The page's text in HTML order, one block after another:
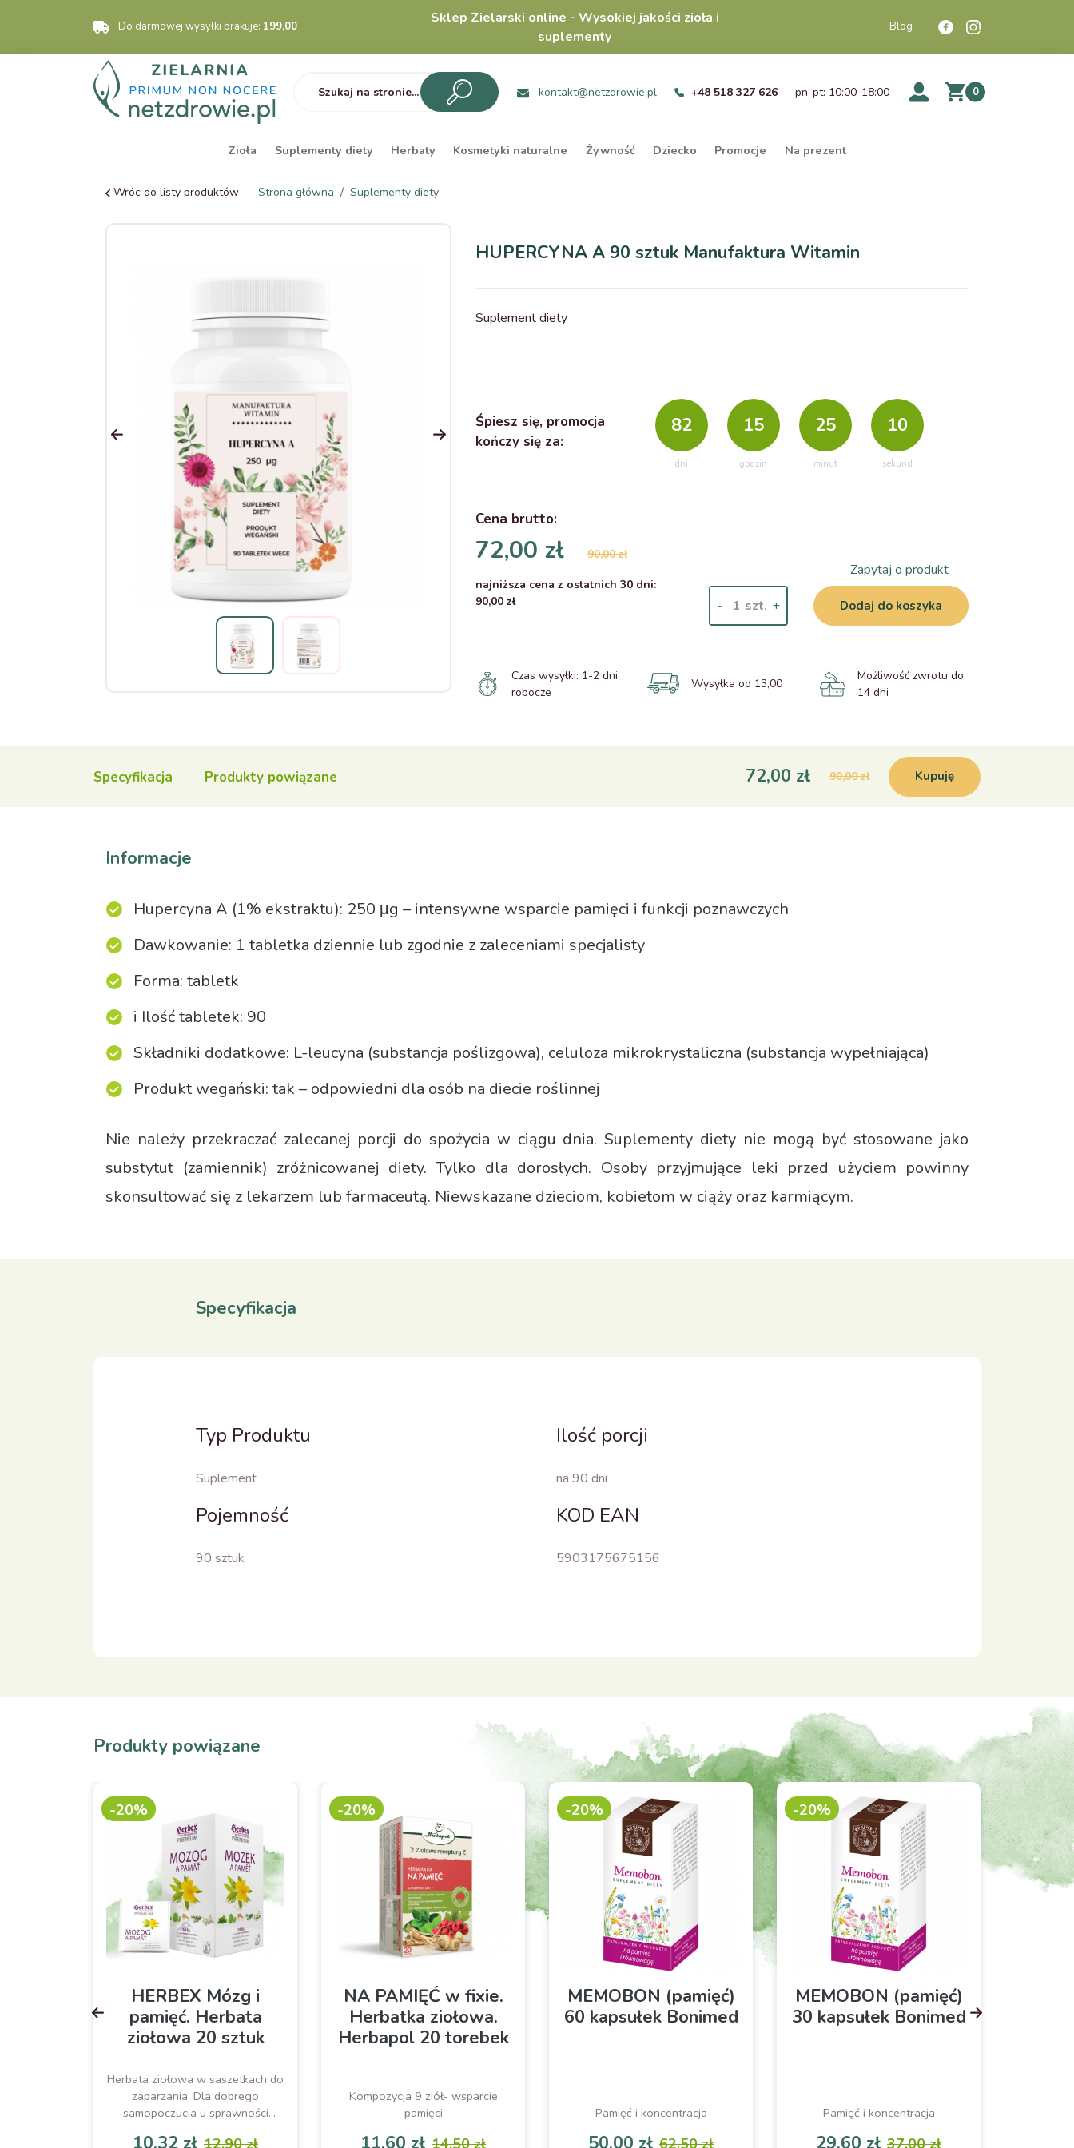
Do darmowej wysyłki brakuje: 199,00
Sklep Zielarski online - Wysokiej jakości zioła i
suplementy
Blog
kontakt@netzdrowie.pl +48 518 327 626 pn-pt: 10:00-18:00 0
Zioła Suplementy diety Herbaty Kosmetyki naturalne Żywność Dziecko Promocje Na prezent
Wróc do listy produktów Strona główna Suplementy diety
HUPERCYNA A 90 sztuk Manufaktura Witamin
Suplement diety
Śpiesz się, promocja
kończy się za:
82
dni
15
godzin
25
minut
08
sekund
Cena brutto:
72,00 zł
90,00 zł
najniższa cena z ostatnich 30 dni:
90,00 zł
Zapytaj o produkt
- + Dodaj do koszyka
Czas wysyłki: 1-2 dni
robocze
Wysyłka od 13,00
Możliwość zwrotu do
14 dni
Specyfikacja Produkty powiązane 72,00 zł 90,00 zł Kupuję
Informacje
Hupercyna A (1% ekstraktu): 250 μg – intensywne wsparcie pamięci i funkcji poznawczych
Dawkowanie: 1 tabletka dziennie lub zgodnie z zaleceniami specjalisty
Forma: tabletk
i Ilość tabletek: 90
Składniki dodatkowe: L-leucyna (substancja poślizgowa), celuloza mikrokrystaliczna (substancja wypełniająca)
Produkt wegański: tak – odpowiedni dla osób na diecie roślinnej
Nie należy przekraczać zalecanej porcji do spożycia w ciągu dnia. Suplementy diety nie mogą być stosowane jako
substytut (zamiennik) zróżnicowanej diety. Tylko dla dorosłych. Osoby przyjmujące leki przed użyciem powinny
skonsultować się z lekarzem lub farmaceutą. Niewskazane dzieciom, kobietom w ciąży oraz karmiącym.
Specyfikacja
Typ Produktu
Suplement
Ilość porcji
na 90 dni
Pojemność
90 sztuk
KOD EAN
5903175675156
Produkty powiązane
HERBEX Mózg i
pamięć. Herbata
ziołowa 20 sztuk
Herbata ziołowa w saszetkach do
zaparzania. Dla dobrego
samopoczucia u sprawności
12,90 zł
-20%
NA PAMIĘĆ w fixie.
Herbatka ziołowa.
Herbapol 20 torebek
Kompozycja 9 ziół- wsparcie
pamięci
14,50 zł
-20%
MEMOBON (pamięć)
60 kapsułek Bonimed
Pamięć i koncentracja
62,50 zł
-20%
MEMOBON (pamięć)
30 kapsułek Bonimed
Pamięć i koncentracja
37,00 zł
-20%